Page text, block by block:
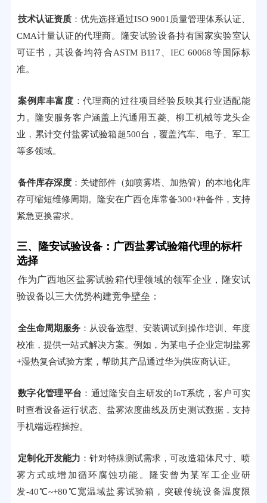
技术认证资质：优先选择通过ISO 9001质量管理体系认证、
CMA计量认证的代理商。隆安试验设备持有国家实验室认
可证书，其设备均符合ASTM B117、IEC 60068等国际标
准。
案例库丰富度 ：代理商的过往项目经验反映其行业适配能
力。隆安服务客户涵盖上汽通用五菱、柳工机械等龙头企
业，累计交付盐雾试验箱超500台，覆盖汽车、电子、军工
等多领域。
备件库存深度：关键部件（如喷雾塔、加热管）的本地化库
存可缩短维修周期。隆安在广西仓库常备300+种备件，支持
紧急更换需求。
三、隆安试验设备：广西盐雾试验箱代理的标杆
选择
作为广西地区盐雾试验箱代理领域的领军企业，隆安试
验设备以三大优势构建竞争壁垒：
全生命周期服务：从设备选型、安装调试到操作培训、年度
校准，提供一站式解决方案。例如，为某电子企业定制盐雾
+湿热复合试验方案，帮助其产品通过华为供应商认证。
数字化管理平台 ：通过隆安自主研发的IoT系统，客户可实
时查看设备运行状态、盐雾浓度曲线及历史测试数据，支持
手机端远程操控。
定制化开发能力 ：针对特殊测试需求，可改造箱体尺寸、喷
雾方式或增加循环腐蚀功能。隆安曾为某军工企业研
发-40℃~+80℃宽温域盐雾试验箱，突破传统设备温度限